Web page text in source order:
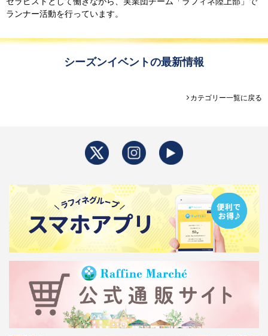
ランナー活動を行っています。
シーズンイベントの最新情報
カテゴリー一覧に戻る